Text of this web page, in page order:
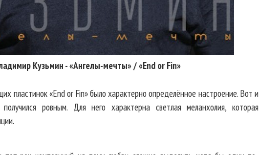
Кузьмин - «Ангелы-мечты» / «End or Fin»
пластинок «End or Fin» было характерно определённое настроение. Вот и
ровным. Для него характерна светлая меланхолия, которая